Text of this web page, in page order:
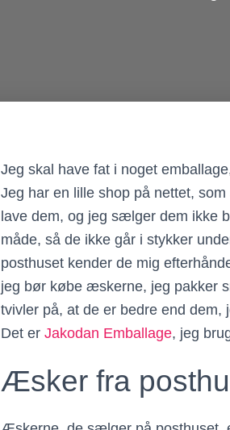
Jeg skal have fat i noget
Jeg har en lille shop på nettet,
lave dem, og jeg sælger dem ikke
måde, så de ikke går i stykker
posthuset kender de mig
jeg bør købe æskerne, jeg pakker
tvivler på, at de er bedre end dem,
Det er Jakodan Emballage, jeg
Æsker fra